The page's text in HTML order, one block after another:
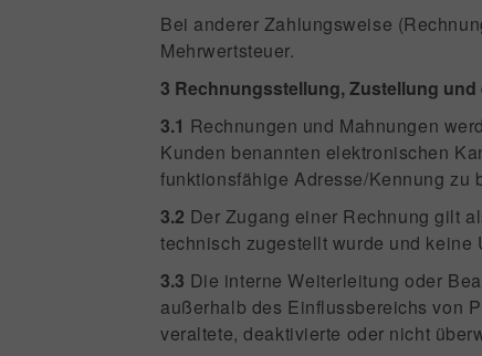
Bei anderer Zahlungsweise
Mehrwertsteuer.
3 Rechnungsstellung, Zustellung und
3.1 Rechnungen und Mahnungen
Kunden benannten elektronischen
funktionsfähige Adresse/Kennung zu
3.2 Der Zugang einer Rechnung gilt
technisch zugestellt wurde und
3.3 Die interne Weiterleitung oder
außerhalb des Einflussbereichs von
veraltete, deaktivierte oder nicht